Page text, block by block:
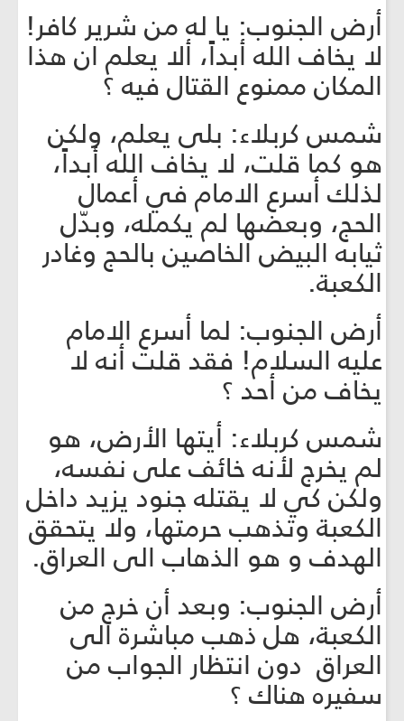
أرض الجنوب: يا له من شرير كافر!
لا يخاف الله أبداً، ألا يعلم ان هذا
المكان ممنوع القتال فيه ؟
شمس كربلاء: بلى يعلم، ولكن
هو كما قلت، لا يخاف الله أبداً،
لذلك أسرع الامام في أعمال
الحج، وبعضها لم يكمله، وبدّل
ثيابه البيض الخاصين بالحج وغادر
الكعبة.
أرض الجنوب: لما أسرع الامام
عليه السلام! فقد قلت أنه لا
يخاف من أحد ؟
شمس كربلاء: أيتها الأرض، هو
لم يخرج لأنه خائف على نفسه،
ولكن كي لا يقتله جنود يزيد داخل
الكعبة وتذهب حرمتها، ولا يتحقق
الهدف و هو الذهاب الى العراق.
أرض الجنوب: وبعد أن خرج من
الكعبة، هل ذهب مباشرة الى
العراق دون انتظار الجواب من
سفيره هناك ؟